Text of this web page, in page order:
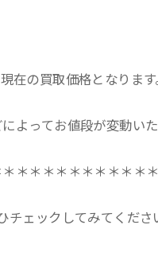
在の買取価格となります
よってお値段が変動い
＊＊＊＊＊＊＊＊＊＊
チェックしてみてくだ